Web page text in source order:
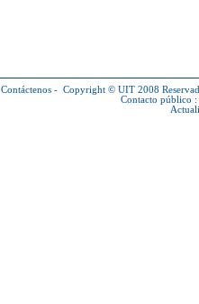
Contáctenos - Copyright © UIT 2008
Contacto público :